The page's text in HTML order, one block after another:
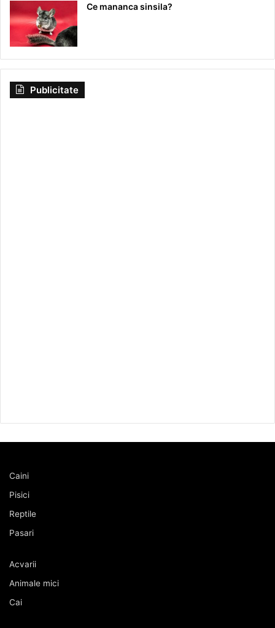
Ce mananca sinsila?
Publicitate
Caini
Pisici
Reptile
Pasari
Acvarii
Animale mici
Cai